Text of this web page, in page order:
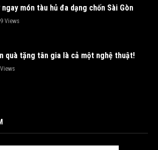
ngay món tàu hủ đa dạng chốn Sài Gòn
Views
quà tặng tân gia là cả một nghệ thuật!